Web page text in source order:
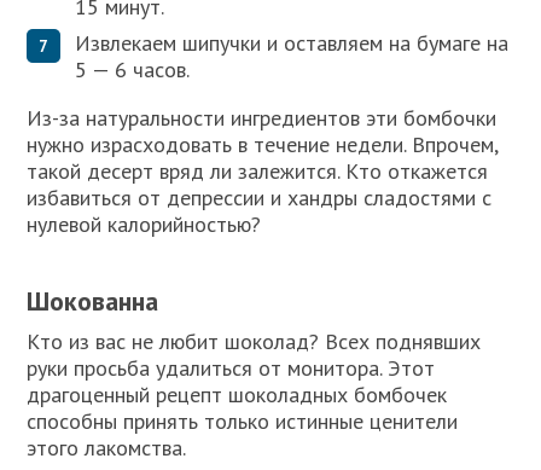
15 минут.
Извлекаем шипучки и оставляем на бумаге на
5 — 6 часов.
Из-за натуральности ингредиентов эти бомбочки
нужно израсходовать в течение недели. Впрочем,
такой десерт вряд ли залежится. Кто откажется
избавиться от депрессии и хандры сладостями с
нулевой калорийностью?
Шокованна
Кто из вас не любит шоколад? Всех поднявших
руки просьба удалиться от монитора. Этот
драгоценный рецепт шоколадных бомбочек
способны принять только истинные ценители
этого лакомства.